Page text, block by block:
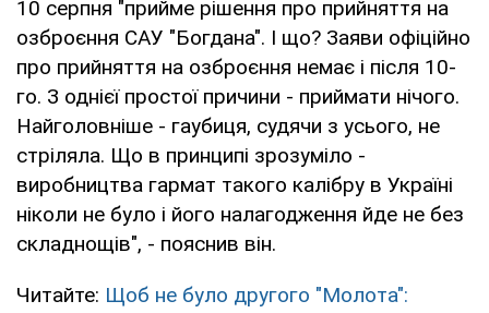
10 серпня "прийме рішення про прийняття на
озброєння САУ "Богдана". І що? Заяви офіційно
про прийняття на озброєння немає і після 10-
го. З однієї простої причини - приймати нічого.
Найголовніше - гаубиця, судячи з усього, не
стріляла. Що в принципі зрозуміло -
виробництва гармат такого калібру в Україні
ніколи не було і його налагодження йде не без
складнощів", - пояснив він.
Читайте: Щоб не було другого "Молота":